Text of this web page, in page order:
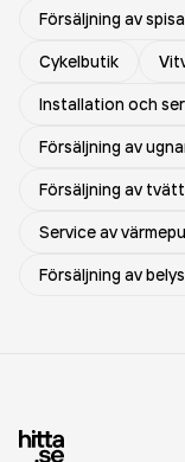
Försäljning av
Cykelbutik
Installation och
Försäljning av
Försäljning av
Service av
Försäljning av